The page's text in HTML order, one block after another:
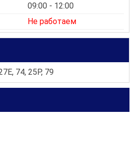
09:00 - 12:00
Не работаем
74, 25P, 79